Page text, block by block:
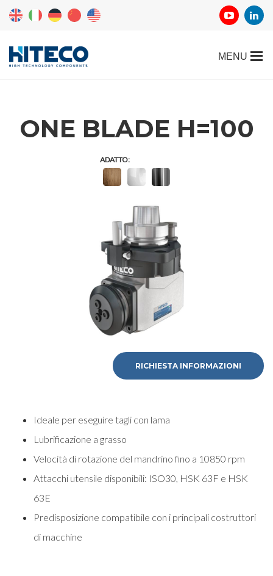
ONE BLADE H=100
ADATTO:
RICHIESTA INFORMAZIONI
Ideale per eseguire tagli con lama
Lubrificazione a grasso
Velocità di rotazione del mandrino fino a 10850 rpm
Attacchi utensile disponibili: ISO30, HSK 63F e HSK
63E
Predisposizione compatibile con i principali costruttori
di macchine